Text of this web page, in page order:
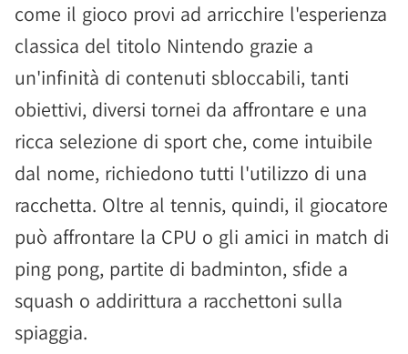
come il gioco provi ad arricchire l'esperienza
classica del titolo Nintendo grazie a
un'infinità di contenuti sbloccabili, tanti
obiettivi, diversi tornei da affrontare e una
ricca selezione di sport che, come intuibile
dal nome, richiedono tutti l'utilizzo di una
racchetta. Oltre al tennis, quindi, il giocatore
può affrontare la CPU o gli amici in match di
ping pong, partite di badminton, sfide a
squash o addirittura a racchettoni sulla
spiaggia.